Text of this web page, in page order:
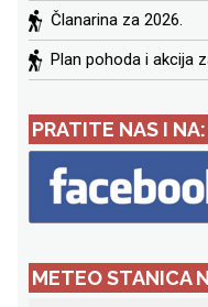
Članarina za 2026.
Plan pohoda i akcija
PRATITE NAS I NA:
METEO STANICA